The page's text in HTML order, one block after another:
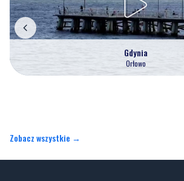
Gdynia
Orłowo
Artykuły Informacje